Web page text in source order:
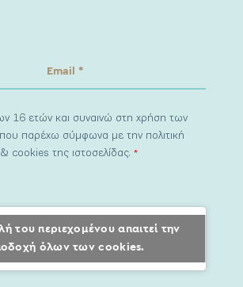
16 ετών και συναινώ στη χρήση των
παρέχω σύμφωνα με την πολιτική
cookies της ιστοσελίδας.*
του περιεχομένου απαιτεί την
όλων των cookies.